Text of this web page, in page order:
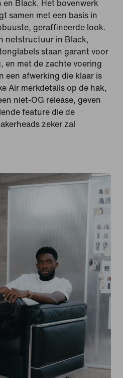
en Black. Het bovenwerk
samen met een basis in
geraffineerde look.
netstructuur in Black,
staan garant voor
en met de zachte voering
een afwerking die klaar is
Air merkdetails op de hak,
niet-OG release, geven
feature die de
zeker zal